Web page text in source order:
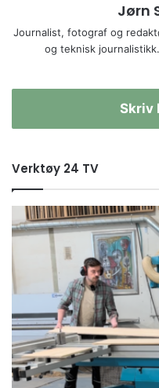
Jørn
Journalist, fotograf og
og teknisk
Skriv
Verktøy 24 TV